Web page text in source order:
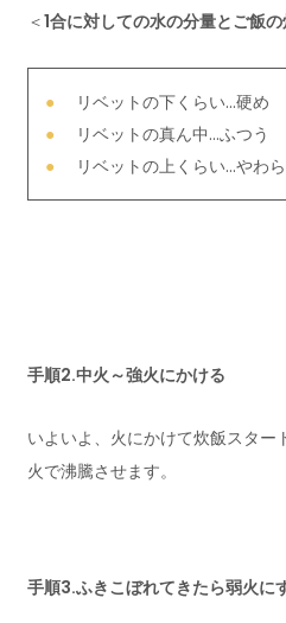
＜1合に対しての水の分量とご飯
リベットの下くらい…硬め
リベットの真ん中…ふつう
リベットの上くらい…やわ
手順2.中火～強火にかける
いよいよ、火にかけて炊飯スター
火で沸騰させます。
手順3.ふきこぼれてきたら弱火に